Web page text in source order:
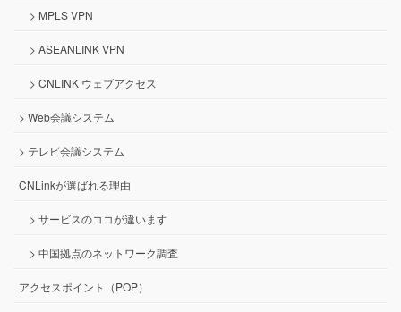
> MPLS VPN
> ASEANLINK VPN
> CNLINK ウェブアクセス
> Web会議システム
> テレビ会議システム
CNLinkが選ばれる理由
> サービスのココが違います
> 中国拠点のネットワーク調査
アクセスポイント（POP）